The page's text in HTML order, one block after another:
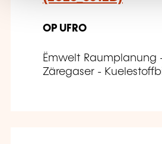
OP UFRO
Ëmwelt Raumplanung
Zäregaser -